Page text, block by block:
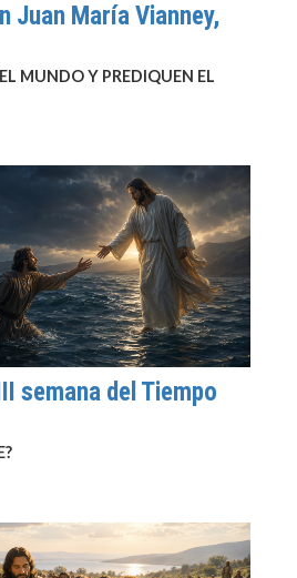
Juan María Vianney,
MUNDO Y PREDIQUEN EL
semana del Tiempo